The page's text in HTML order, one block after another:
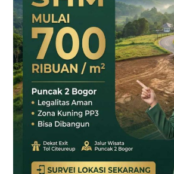
BOGOR
–
KAVLING
SHM
LEGAL
DI
PUNCAK
2
BOGOR